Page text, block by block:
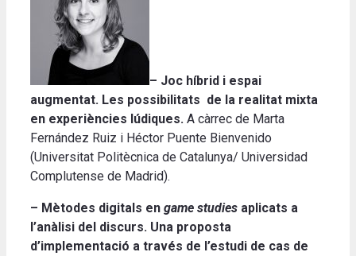
– Joc híbrid i espai
augmentat. Les possibilitats de la realitat mixta
en experiències lúdiques. A càrrec de Marta
Fernández Ruiz i Héctor Puente Bienvenido
(Universitat Politècnica de Catalunya/ Universidad
Complutense de Madrid).
– Mètodes digitals en game studies aplicats a
l’anàlisi del discurs. Una proposta
d’implementació a través de l’estudi de cas de